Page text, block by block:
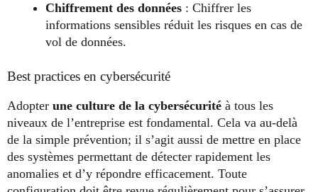
Chiffrement des données : Chiffrer les
informations sensibles réduit les risques en cas de
vol de données.
Best practices en cybersécurité
Adopter une culture de la cybersécurité à tous les
niveaux de l’entreprise est fondamental. Cela va au-delà
de la simple prévention; il s’agit aussi de mettre en place
des systèmes permettant de détecter rapidement les
anomalies et d’y répondre efficacement. Toute